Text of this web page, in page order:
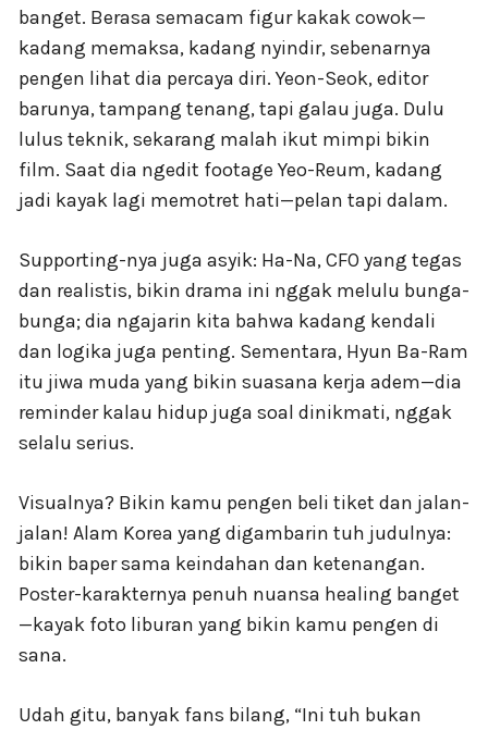
banget. Berasa semacam figur kakak cowok—
kadang memaksa, kadang nyindir, sebenarnya
pengen lihat dia percaya diri. Yeon-Seok, editor
barunya, tampang tenang, tapi galau juga. Dulu
lulus teknik, sekarang malah ikut mimpi bikin
film. Saat dia ngedit footage Yeo-Reum, kadang
jadi kayak lagi memotret hati—pelan tapi dalam.
Supporting-nya juga asyik: Ha-Na, CFO yang tegas
dan realistis, bikin drama ini nggak melulu bunga-
bunga; dia ngajarin kita bahwa kadang kendali
dan logika juga penting. Sementara, Hyun Ba-Ram
itu jiwa muda yang bikin suasana kerja adem—dia
reminder kalau hidup juga soal dinikmati, nggak
selalu serius.
Visualnya? Bikin kamu pengen beli tiket dan jalan-
jalan! Alam Korea yang digambarin tuh judulnya:
bikin baper sama keindahan dan ketenangan.
Poster-karakternya penuh nuansa healing banget
—kayak foto liburan yang bikin kamu pengen di
sana.
Udah gitu, banyak fans bilang, “Ini tuh bukan